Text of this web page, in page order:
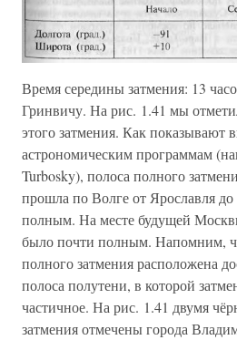
Время середины затмения: 13
Гринвичу. На рис. 1.41 мы
этого затмения. Как показывают
астрономическим программам
Turbosky), полоса полного
прошла по Волге от Ярославля
полным. На месте будущей
было почти полным. Напомним,
полного затмения расположена
полоса полутени, в которой
частичное. На рис. 1.41 двумя
затмения отмечены города